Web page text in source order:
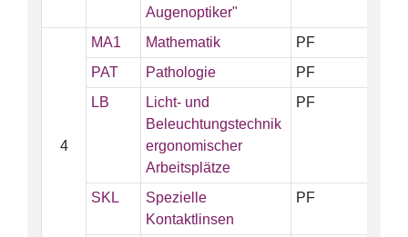
Augenoptiker"
4
MA1 Mathematik
PF
PAT
Pathologie
PF
LB
Licht- und
Beleuchtungstechnik
ergonomischer
Arbeitsplätze
PF
SKL
Spezielle
Kontaktlinsen
PF